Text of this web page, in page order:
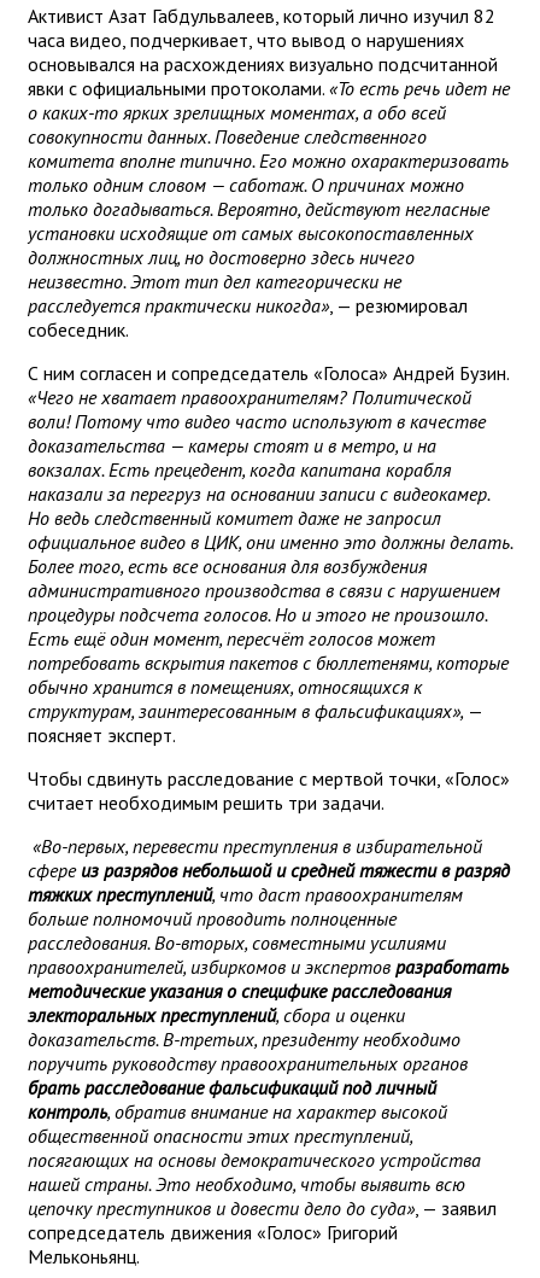
Активист Азат Габдульвалеев, который лично изучил 82
часа видео, подчеркивает, что вывод о нарушениях
основывался на расхождениях визуально подсчитанной
явки с официальными протоколами. «То есть речь идет не
о каких-то ярких зрелищных моментах, а обо всей
совокупности данных. Поведение следственного
комитета вполне типично. Его можно охарактеризовать
только одним словом — саботаж. О причинах можно
только догадываться. Вероятно, действуют негласные
установки исходящие от самых высокопоставленных
должностных лиц, но достоверно здесь ничего
неизвестно. Этот тип дел категорически не
расследуется практически никогда», — резюмировал
собеседник.
С ним согласен и сопредседатель «Голоса» Андрей Бузин.
«Чего не хватает правоохранителям? Политической
воли! Потому что видео часто используют в качестве
доказательства — камеры стоят и в метро, и на
вокзалах. Есть прецедент, когда капитана корабля
наказали за перегруз на основании записи с видеокамер.
Но ведь следственный комитет даже не запросил
официальное видео в ЦИК, они именно это должны делать.
Более того, есть все основания для возбуждения
административного производства в связи с нарушением
процедуры подсчета голосов. Но и этого не произошло.
Есть ещё один момент, пересчёт голосов может
потребовать вскрытия пакетов с бюллетенями, которые
обычно хранится в помещениях, относящихся к
структурам, заинтересованным в фальсификациях», —
поясняет эксперт.
Чтобы сдвинуть расследование с мертвой точки, «Голос»
считает необходимым решить три задачи.
«Во-первых, перевести преступления в избирательной
сфере из разрядов небольшой и средней тяжести в разряд
тяжких преступлений, что даст правоохранителям
больше полномочий проводить полноценные
расследования. Во-вторых, совместными усилиями
правоохранителей, избиркомов и экспертов разработать
методические указания о специфике расследования
электоральных преступлений, сбора и оценки
доказательств. В-третьих, президенту необходимо
поручить руководству правоохранительных органов
брать расследование фальсификаций под личный
контроль, обратив внимание на характер высокой
общественной опасности этих преступлений,
посягающих на основы демократического устройства
нашей страны. Это необходимо, чтобы выявить всю
цепочку преступников и довести дело до суда», — заявил
сопредседатель движения «Голос» Григорий
Мельконьянц.